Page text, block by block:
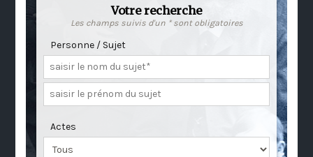
Votre recherche
Les champs suivis d'un * sont obligatoires
Personne / Sujet
Actes